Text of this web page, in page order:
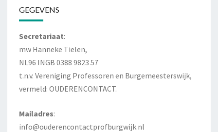
GEGEVENS
Secretariaat:
mw Hanneke Tielen,
NL96 INGB 0388 9823 57
t.n.v. Vereniging Professoren en Burgemeesterswijk,
vermeld: OUDERENCONTACT.
Mailadres:
info@ouderencontactprofburgwijk.nl